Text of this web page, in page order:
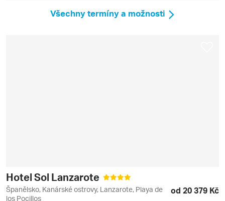
Všechny termíny a možnosti
Hotel Sol Lanzarote
Španělsko, Kanárské ostrovy, Lanzarote, Playa de
los Pocillos
od 20 379 Kč